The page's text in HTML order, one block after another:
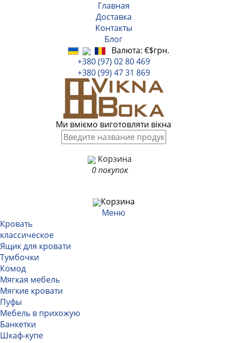
Главная
Доставка
Контакты
Блог
Валюта: €$грн.
+380 (97) 02 80 469
+380 (99) 47 31 869
Ми вміємо виготовляти вікна
Корзина
0 покупок
Корзина
Меню
Кровать
классическое
Ящик для кровати
Тумбочки
Комод
Мягкая мебель
Мягкие кровати
Пуфы
Мебель в прихожую
Банкетки
Шкаф-купе